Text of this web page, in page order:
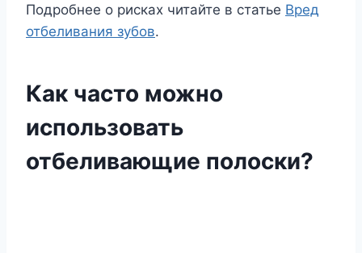
Подробнее о рисках читайте в статье Вред
отбеливания зубов.
Как часто можно
использовать
отбеливающие полоски?